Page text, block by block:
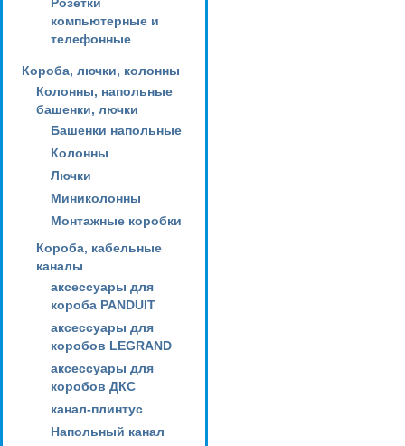
компьютерные и
телефонные
Короба, лючки, колонны
Колонны, напольные
башенки, лючки
Башенки напольные
Колонны
Лючки
Миниколонны
Монтажные коробки
Короба, кабельные
каналы
аксессуары для
короба PANDUIT
аксессуары для
коробов LEGRAND
аксессуары для
коробов ДКС
канал-плинтус
Напольный канал